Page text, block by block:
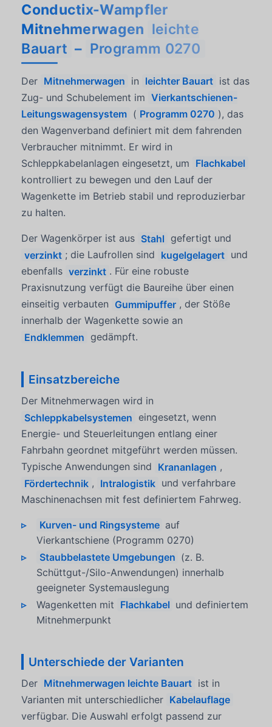
Conductix-Wampfler
Mitnehmerwagen leichte
Bauart – Programm 0270
Der Mitnehmerwagen in leichter Bauart ist das
Zug- und Schubelement im Vierkantschienen-
Leitungswagensystem ( Programm 0270 ), das
den Wagenverband definiert mit dem fahrenden
Verbraucher mitnimmt. Er wird in
Schleppkabelanlagen eingesetzt, um Flachkabel
kontrolliert zu bewegen und den Lauf der
Wagenkette im Betrieb stabil und reproduzierbar
zu halten.
Der Wagenkörper ist aus Stahl gefertigt und
verzinkt ; die Laufrollen sind kugelgelagert und
ebenfalls verzinkt . Für eine robuste
Praxisnutzung verfügt die Baureihe über einen
einseitig verbauten Gummipuffer , der Stöße
innerhalb der Wagenkette sowie an
Endklemmen gedämpft.
Einsatzbereiche
Der Mitnehmerwagen wird in
Schleppkabelsystemen eingesetzt, wenn
Energie- und Steuerleitungen entlang einer
Fahrbahn geordnet mitgeführt werden müssen.
Typische Anwendungen sind Krananlagen ,
Fördertechnik , Intralogistik und verfahrbare
Maschinenachsen mit fest definiertem Fahrweg.
Kurven- und Ringsysteme auf
Vierkantschiene (Programm 0270)
Staubbelastete Umgebungen (z. B.
Schüttgut-/Silo-Anwendungen) innerhalb
geeigneter Systemauslegung
Wagenketten mit Flachkabel und definiertem
Mitnehmerpunkt
Unterschiede der Varianten
Der Mitnehmerwagen leichte Bauart ist in
Varianten mit unterschiedlicher Kabelauflage
verfügbar. Die Auswahl erfolgt passend zur